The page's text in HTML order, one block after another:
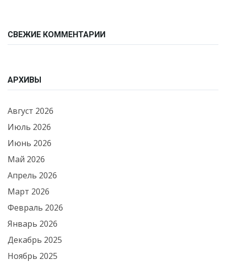
СВЕЖИЕ КОММЕНТАРИИ
АРХИВЫ
Август 2026
Июль 2026
Июнь 2026
Май 2026
Апрель 2026
Март 2026
Февраль 2026
Январь 2026
Декабрь 2025
Ноябрь 2025